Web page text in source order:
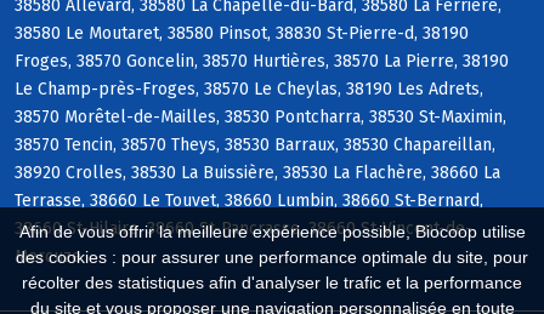
Afin de vous offrir la meilleure expérience possible, Biocoop utilise
des cookies : pour assurer une performance optimale du site, pour
récolter des statistiques afin d'analyser le trafic et la performance
du site et vous proposer une navigation personnalisée en toute
38580 Allevard, 38580 La Chapelle-du-Bard, 38580 La Ferrière,
38580 Le Moutaret, 38580 Pinsot, 38830 St-Pierre-d, 38190
Froges, 38570 Goncelin, 38570 Hurtières, 38570 La Pierre, 38190
Le Champ-près-Froges, 38570 Le Cheylas, 38190 Les Adrets,
38570 Morêtel-de-Mailles, 38530 Pontcharra, 38530 St-Maximin,
38570 Tencin, 38570 Theys, 38530 Barraux, 38530 Chapareillan,
38920 Crolles, 38530 La Buissière, 38530 La Flachère, 38660 La
Terrasse, 38660 Le Touvet, 38660 Lumbin, 38660 St-Bernard,
38660 St-Hilaire, 38660 St-Pancrasse, 38660 St-Vincent-de-
Mercuze